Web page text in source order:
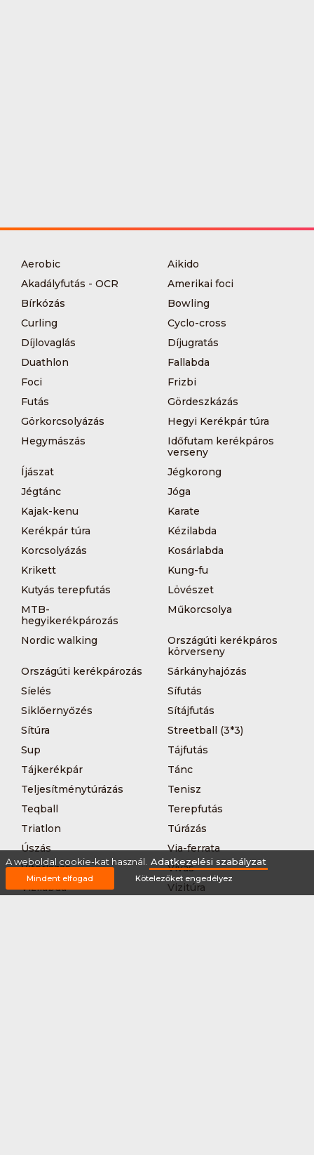
Aerobic
Aikido
Akadályfutás - OCR
Amerikai foci
Bírkózás
Bowling
Curling
Cyclo-cross
Díjlovaglás
Díjugratás
Duathlon
Fallabda
Foci
Frizbi
Futás
Gördeszkázás
Görkorcsolyázás
Hegyi Kerékpár túra
Hegymászás
Időfutam kerékpáros
verseny
Íjászat
Jégkorong
Jégtánc
Jóga
Kajak-kenu
Karate
Kerékpár túra
Kézilabda
Korcsolyázás
Kosárlabda
Krikett
Kung-fu
Kutyás terepfutás
Lövészet
MTB-
hegyikerékpározás
Műkorcsolya
Nordic walking
Országúti kerékpáros
körverseny
Országúti kerékpározás
Sárkányhajózás
Síelés
Sífutás
Siklőernyőzés
Sítájfutás
Sítúra
Streetball (3*3)
Sup
Tájfutás
Tájkerékpár
Tánc
Teljesítménytúrázás
Tenisz
Teqball
Terepfutás
Triatlon
Túrázás
Úszás
Via-ferrata
Vitorlázás
Vívás
Vizilabda
Vizitúra
A weboldal cookie-kat használ. Adatkezelési szabályzat
Mindent elfogad Kötelezőket engedélyez